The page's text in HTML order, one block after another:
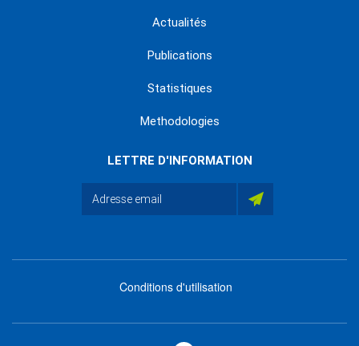
Actualités
Publications
Statistiques
Methodologies
LETTRE D'INFORMATION
footer
Conditions d'utilisation